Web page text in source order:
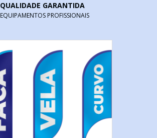
QUALIDADE GARANTIDA
EQUIPAMENTOS PROFISSIONAIS